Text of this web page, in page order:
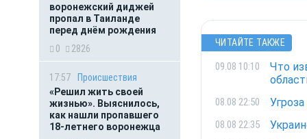
воронежский диджей
пропал в Таиланде
перед днём рождения
0
2826
17:57
Происшествия
«Решил жить своей
жизнью». Выяснилось,
как нашли пропавшего
18-летнего воронежца
ЧИТАЙТЕ ТАКЖЕ
09.08 10:10
Что
08.08 22:50
08.08 22:35